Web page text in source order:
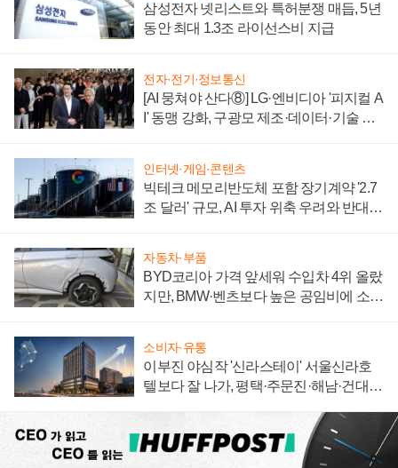
삼성전자 넷리스트와 특허분쟁 매듭, 5년
동안 최대 1.3조 라이선스비 지급
전자·전기·정보통신
[AI 뭉쳐야 산다⑧] LG·엔비디아 '피지컬 A
I' 동맹 강화, 구광모 제조·데이터·기술 결
인터넷·게임·콘텐츠
빅테크 메모리반도체 포함 장기계약 '2.7
조 달러' 규모, AI 투자 위축 우려와 반대
자동차·부품
BYD코리아 가격 앞세워 수입차 4위 올랐
지만, BMW·벤츠보다 높은 공임비에 소비
소비자·유통
이부진 야심작 '신라스테이' 서울신라호
텔보다 잘 나가, 평택·주문진·해남·건대로